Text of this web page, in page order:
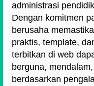
administrasi
Dengan komitmen
berusaha
praktis, template,
terbitkan di web
berguna,
berdasarkan